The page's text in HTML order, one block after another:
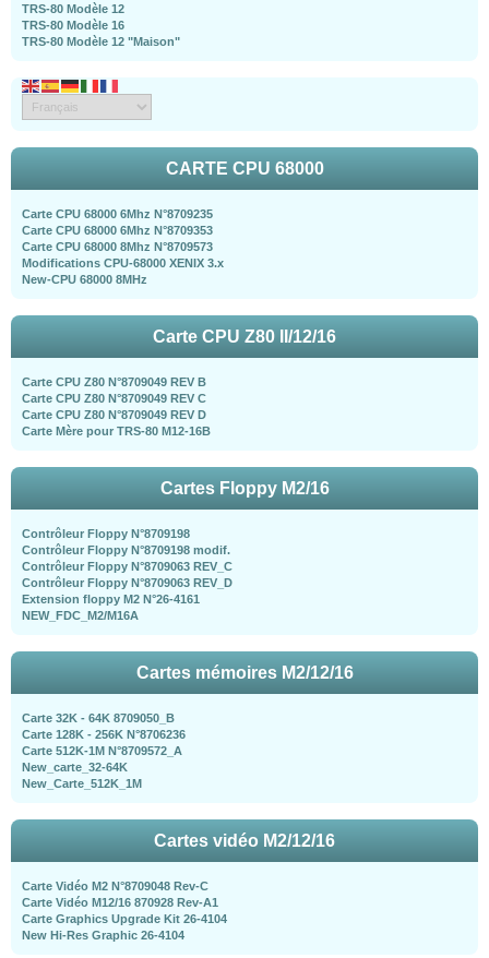
TRS-80 Modèle 12
TRS-80 Modèle 16
TRS-80 Modèle 12 "Maison"
CARTE CPU 68000
Carte CPU 68000 6Mhz N°8709235
Carte CPU 68000 6Mhz N°8709353
Carte CPU 68000 8Mhz N°8709573
Modifications CPU-68000 XENIX 3.x
New-CPU 68000 8MHz
Carte CPU Z80 II/12/16
Carte CPU Z80 N°8709049 REV B
Carte CPU Z80 N°8709049 REV C
Carte CPU Z80 N°8709049 REV D
Carte Mère pour TRS-80 M12-16B
Cartes Floppy M2/16
Contrôleur Floppy N°8709198
Contrôleur Floppy N°8709198 modif.
Contrôleur Floppy N°8709063 REV_C
Contrôleur Floppy N°8709063 REV_D
Extension floppy M2 N°26-4161
NEW_FDC_M2/M16A
Cartes mémoires M2/12/16
Carte 32K - 64K 8709050_B
Carte 128K - 256K N°8706236
Carte 512K-1M N°8709572_A
New_carte_32-64K
New_Carte_512K_1M
Cartes vidéo M2/12/16
Carte Vidéo M2 N°8709048 Rev-C
Carte Vidéo M12/16 870928 Rev-A1
Carte Graphics Upgrade Kit 26-4104
New Hi-Res Graphic 26-4104